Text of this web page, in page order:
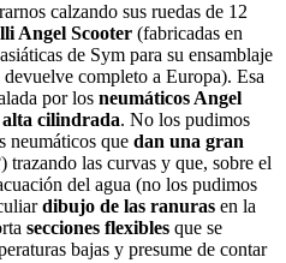
calzando sus ruedas de 12
Angel Scooter (fabricadas en
de Sym para su ensamblaje
completo a Europa). Esa
por los neumáticos Angel
cilindrada. No los pudimos
neumáticos que dan una gran
trazando las curvas y que, sobre el
del agua (no los pudimos
dibujo de las ranuras en la
secciones flexibles que se
bajas y presume de contar